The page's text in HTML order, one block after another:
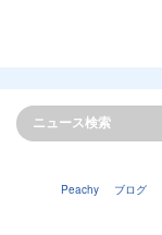
Peachy ブログ